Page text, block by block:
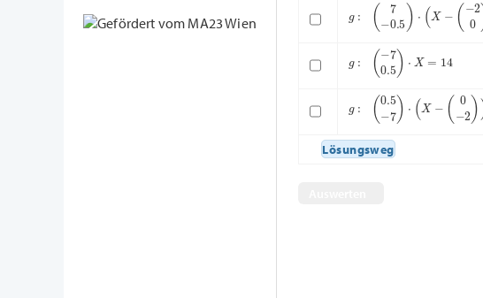
−0.5) (X (−20 =0
70.5)⋅ =14
0.5−7)⋅ −(0 2)) =14
Lösungsweg